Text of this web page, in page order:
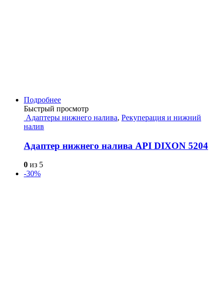
Подробнее
Быстрый просмотр
Адаптеры нижнего налива, Рекуперация и нижний
налив
Адаптер нижнего налива API DIXON 5204
0 из 5
-30%